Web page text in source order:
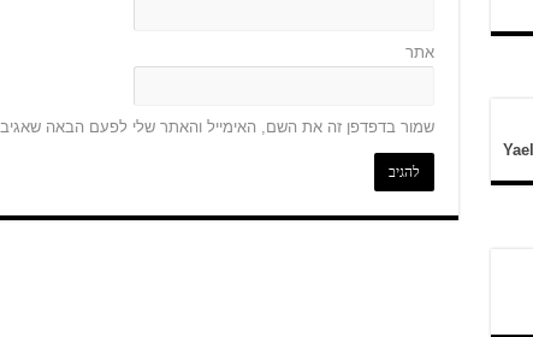
אתר
שמור בדפדפן זה את השם, האימייל והאתר שלי לפעם הבאה שאגיב.